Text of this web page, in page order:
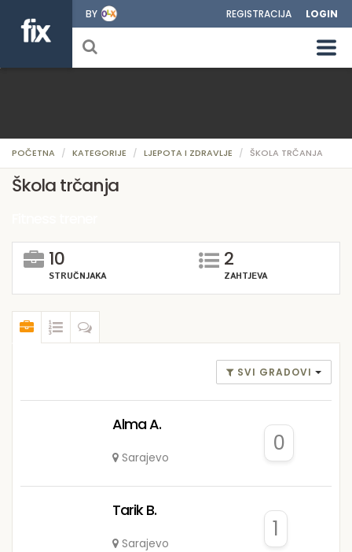
BY REGISTRACIJA LOGIN
POČETNA KATEGORIJE LJEPOTA I ZDRAVLJE ŠKOLA TRČANJA
Škola trčanja
10
STRUČNJAKA
2
ZAHTJEVA
SVI GRADOVI
Alma A.
Sarajevo
0
Tarik B.
Sarajevo
1